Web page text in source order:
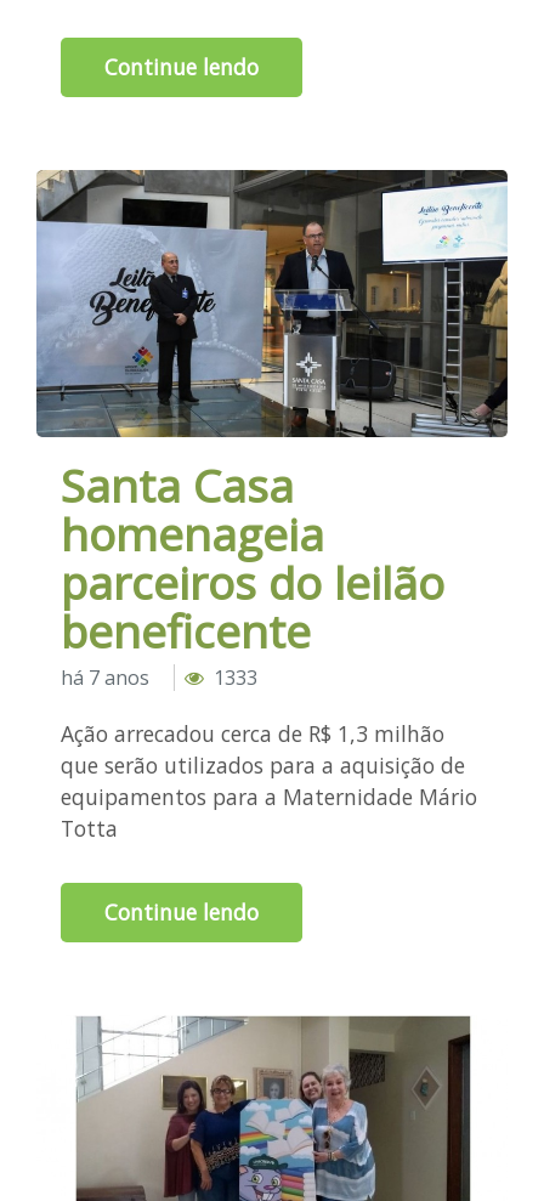
Continue lendo
Santa Casa
homenageia
parceiros do leilão
beneficente
há 7 anos 1333
Ação arrecadou cerca de R$ 1,3 milhão
que serão utilizados para a aquisição de
equipamentos para a Maternidade Mário
Totta
Continue lendo